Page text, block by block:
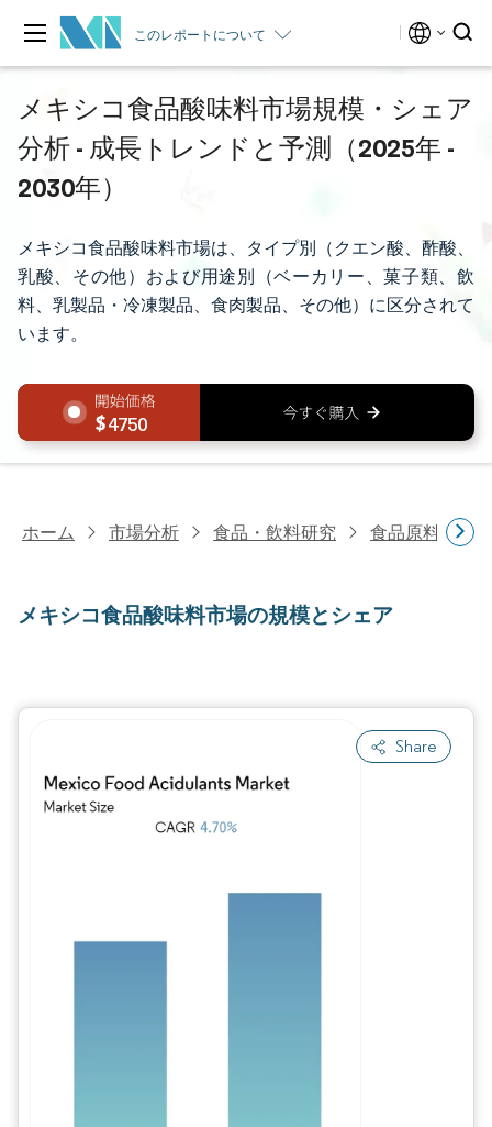
このレポートについて
メキシコ食品酸味料市場規模・シェア
分析 - 成長トレンドと予測（2025年 -
2030年）
メキシコ食品酸味料市場は、タイプ別（クエン酸、酢酸、
乳酸、その他）および用途別（ベーカリー、菓子類、飲
料、乳製品・冷凍製品、食肉製品、その他）に区分されて
います。
4750
ホーム 市場分析 食品・飲料研究 食品原料・食
メキシコ食品酸味料市場の規模とシェア
Share